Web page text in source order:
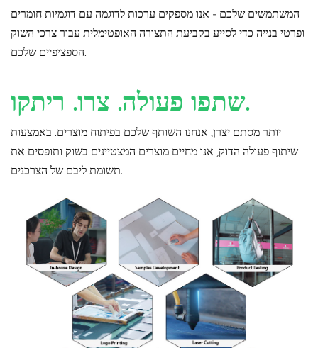
המשתמשים שלכם - אנו מספקים ערכות לדוגמה עם דוגמיות חומרים
ופרטי בנייה כדי לסייע בקביעת התצורה האופטימלית עבור צרכי השוק
הספציפיים שלכם.
שתפו פעולה. צרו. ריתקו.
יותר מסתם יצרן, אנחנו השותף שלכם בפיתוח מוצרים. באמצעות
שיתוף פעולה הדוק, אנו מחיים מוצרים המצטיינים בשוק ותופסים את
תשומת ליבם של הצרכנים.